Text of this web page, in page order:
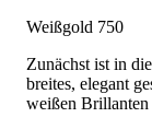
Weißgold 750
Zunächst ist in
breites, elegant
weißen Brillanten